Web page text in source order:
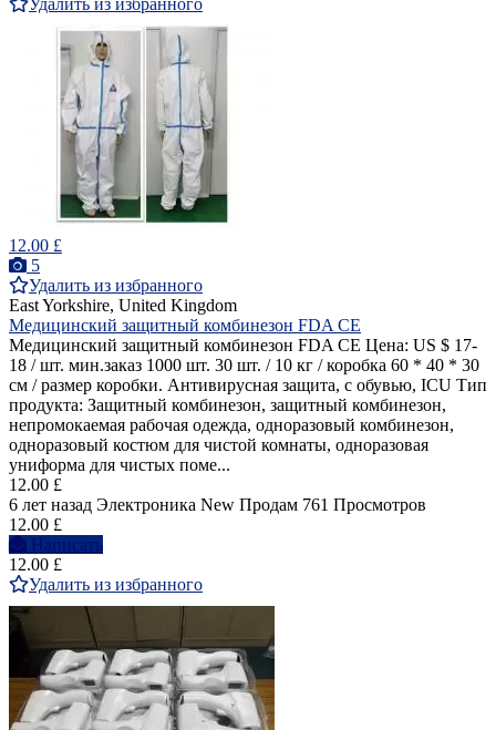
Удалить из избранного
12.00 £
5
Удалить из избранного
East Yorkshire, United Kingdom
Медицинский защитный комбинезон FDA CE
Медицинский защитный комбинезон FDA CE Цена: US $ 17-
18 / шт. мин.заказ 1000 шт. 30 шт. / 10 кг / коробка 60 * 40 * 30
см / размер коробки. Антивирусная защита, с обувью, ICU Тип
продукта: Защитный комбинезон, защитный комбинезон,
непромокаемая рабочая одежда, одноразовый комбинезон,
одноразовый костюм для чистой комнаты, одноразовая
униформа для чистых поме...
12.00 £
6 лет назад Электроника New Продам 761 Просмотров
12.00 £
Написать
12.00 £
Удалить из избранного